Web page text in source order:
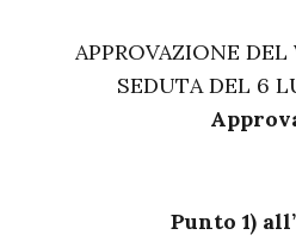
APPROVAZIONE DEL
SEDUTA DEL 6
Punto 1)